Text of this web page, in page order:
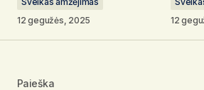
12 gegužės, 2025
12
Paieška